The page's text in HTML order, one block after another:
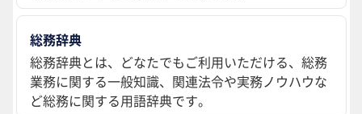
総務辞典
総務辞典とは、どなたでもご利用いただける、総務
業務に関する一般知識、関連法令や実務ノウハウな
ど総務に関する用語辞典です。